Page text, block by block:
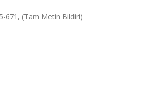
671, (Tam Metin Bildiri)